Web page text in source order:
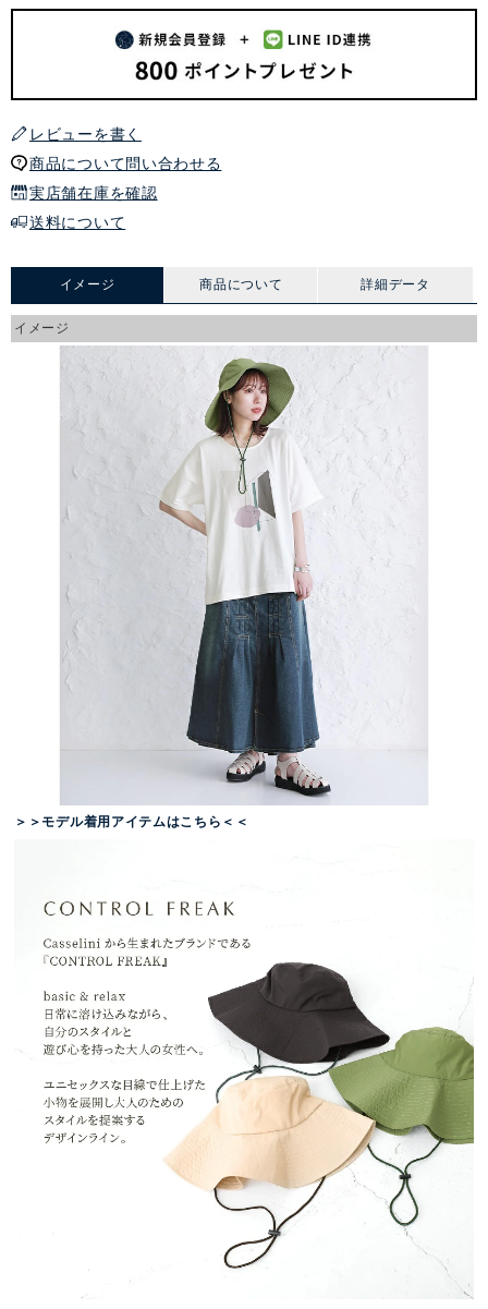
レビューを書く
商品について問い合わせる
実店舗在庫を確認
送料について
イメージ 商品について 詳細データ
イメージ
＞＞モデル着用アイテムはこちら＜＜